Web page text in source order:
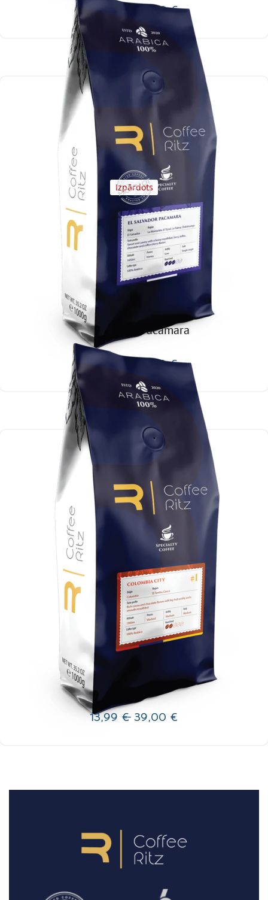
14,99 40,00€
Izvēlieties
Izpārdots
El Salvador Pacamara
GRAUZDĒJUMS: VIDĒJS
16,99 42,00€
Izvēlieties
GRAUZDĒJUMS: GAIŠS
13,99 € 39,00 €